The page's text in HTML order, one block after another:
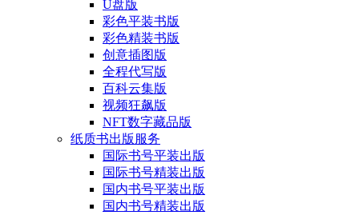
U盘版
彩色平装书版
彩色精装书版
创意插图版
全程代写版
百科云集版
视频狂飙版
NFT数字藏品版
纸质书出版服务
国际书号平装出版
国际书号精装出版
国内书号平装出版
国内书号精装出版